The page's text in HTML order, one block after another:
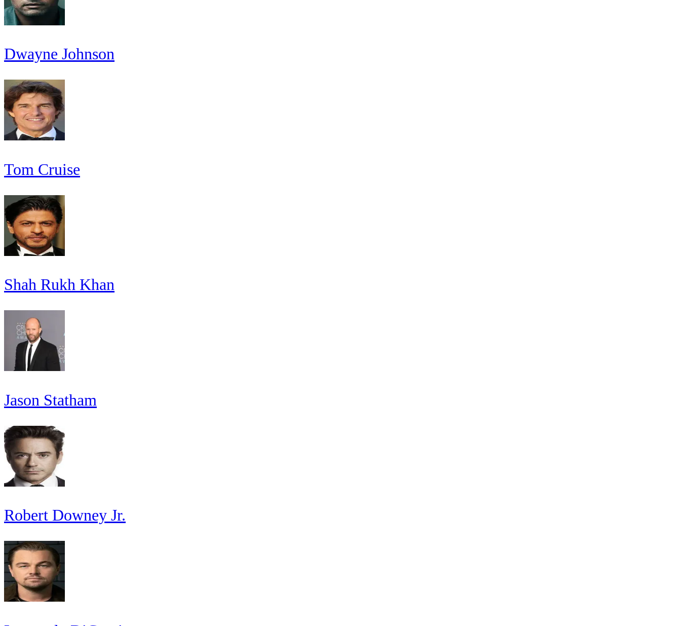
Dwayne Johnson
Tom Cruise
Shah Rukh Khan
Jason Statham
Robert Downey Jr.